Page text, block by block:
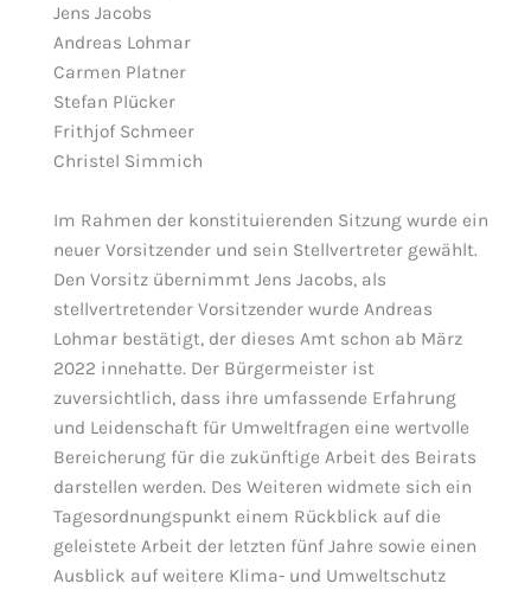
Jens Jacobs
Andreas Lohmar
Carmen Platner
Stefan Plücker
Frithjof Schmeer
Christel Simmich
Im Rahmen der konstituierenden Sitzung wurde ein
neuer Vorsitzender und sein Stellvertreter gewählt.
Den Vorsitz übernimmt Jens Jacobs, als
stellvertretender Vorsitzender wurde Andreas
Lohmar bestätigt, der dieses Amt schon ab März
2022 innehatte. Der Bürgermeister ist
zuversichtlich, dass ihre umfassende Erfahrung
und Leidenschaft für Umweltfragen eine wertvolle
Bereicherung für die zukünftige Arbeit des Beirats
darstellen werden. Des Weiteren widmete sich ein
Tagesordnungspunkt einem Rückblick auf die
geleistete Arbeit der letzten fünf Jahre sowie einen
Ausblick auf weitere Klima- und Umweltschutz